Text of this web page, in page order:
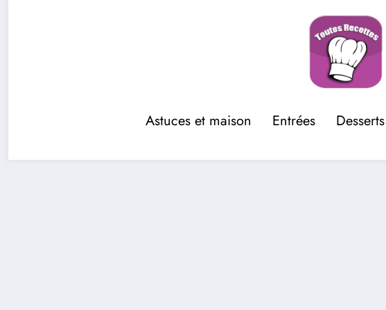
Astuces et maison Entrées Desserts